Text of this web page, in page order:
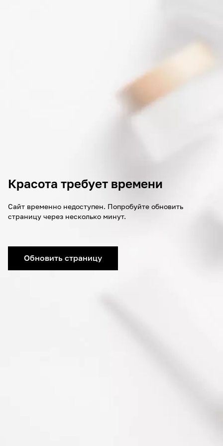
Красота требует времени
Сайт временно недоступен. Попробуйте обновить
страницу через несколько минут.
Обновить страницу